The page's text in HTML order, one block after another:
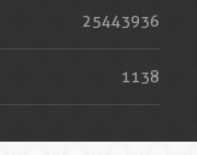
25443936
1138